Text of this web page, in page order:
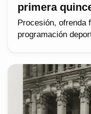
primera
Procesión, ofrenda
programación